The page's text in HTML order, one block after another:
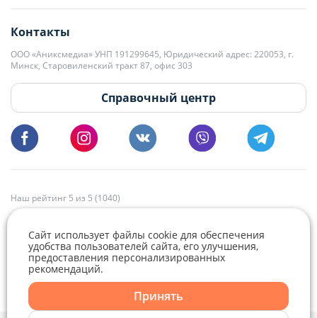
Telegram
editor@domovita.by
Мы принимаем звонки и отвечаем на письма в будние дни с 9:00 до
18:00.
+375 29 563-15-61 Кристина Филюта
kb@domovita.by
+375 29 179-11-28 Владислав Гладченко
vg@domovita.by
Пишите и звоните нам в будние дни с 8:00 до 20:00.
Контакты
ООО «Аниксмедиа» УНП 191299645, Юридический адрес: 220053, г.
Минск, Старовиленский тракт 87, офис 303
Справочный центр
Наш рейтинг 5 из 5 (1040)
Сайт использует файлы cookie для обеспечения
удобства пользователей сайта, его улучшения,
предоставления персонализированных
рекомендаций.
Принять